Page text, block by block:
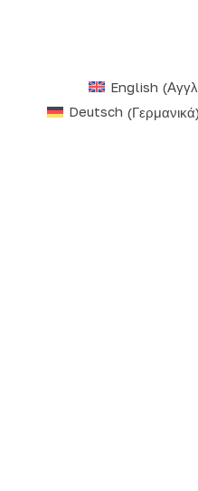
English (
Deutsch (Γερμανικά)